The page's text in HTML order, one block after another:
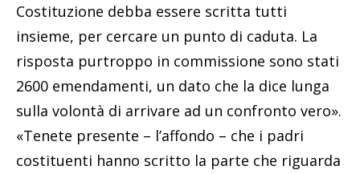
Costituzione debba essere scritta tutti
insieme, per cercare un punto di caduta. La
risposta purtroppo in commissione sono stati
2600 emendamenti, un dato che la dice lunga
sulla volontà di arrivare ad un confronto vero».
«Tenete presente – l’affondo – che i padri
costituenti hanno scritto la parte che riguarda